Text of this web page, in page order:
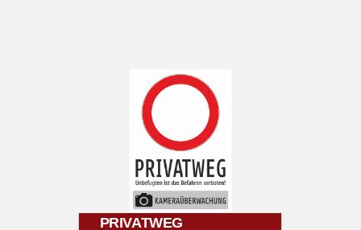
PRIVATWEG